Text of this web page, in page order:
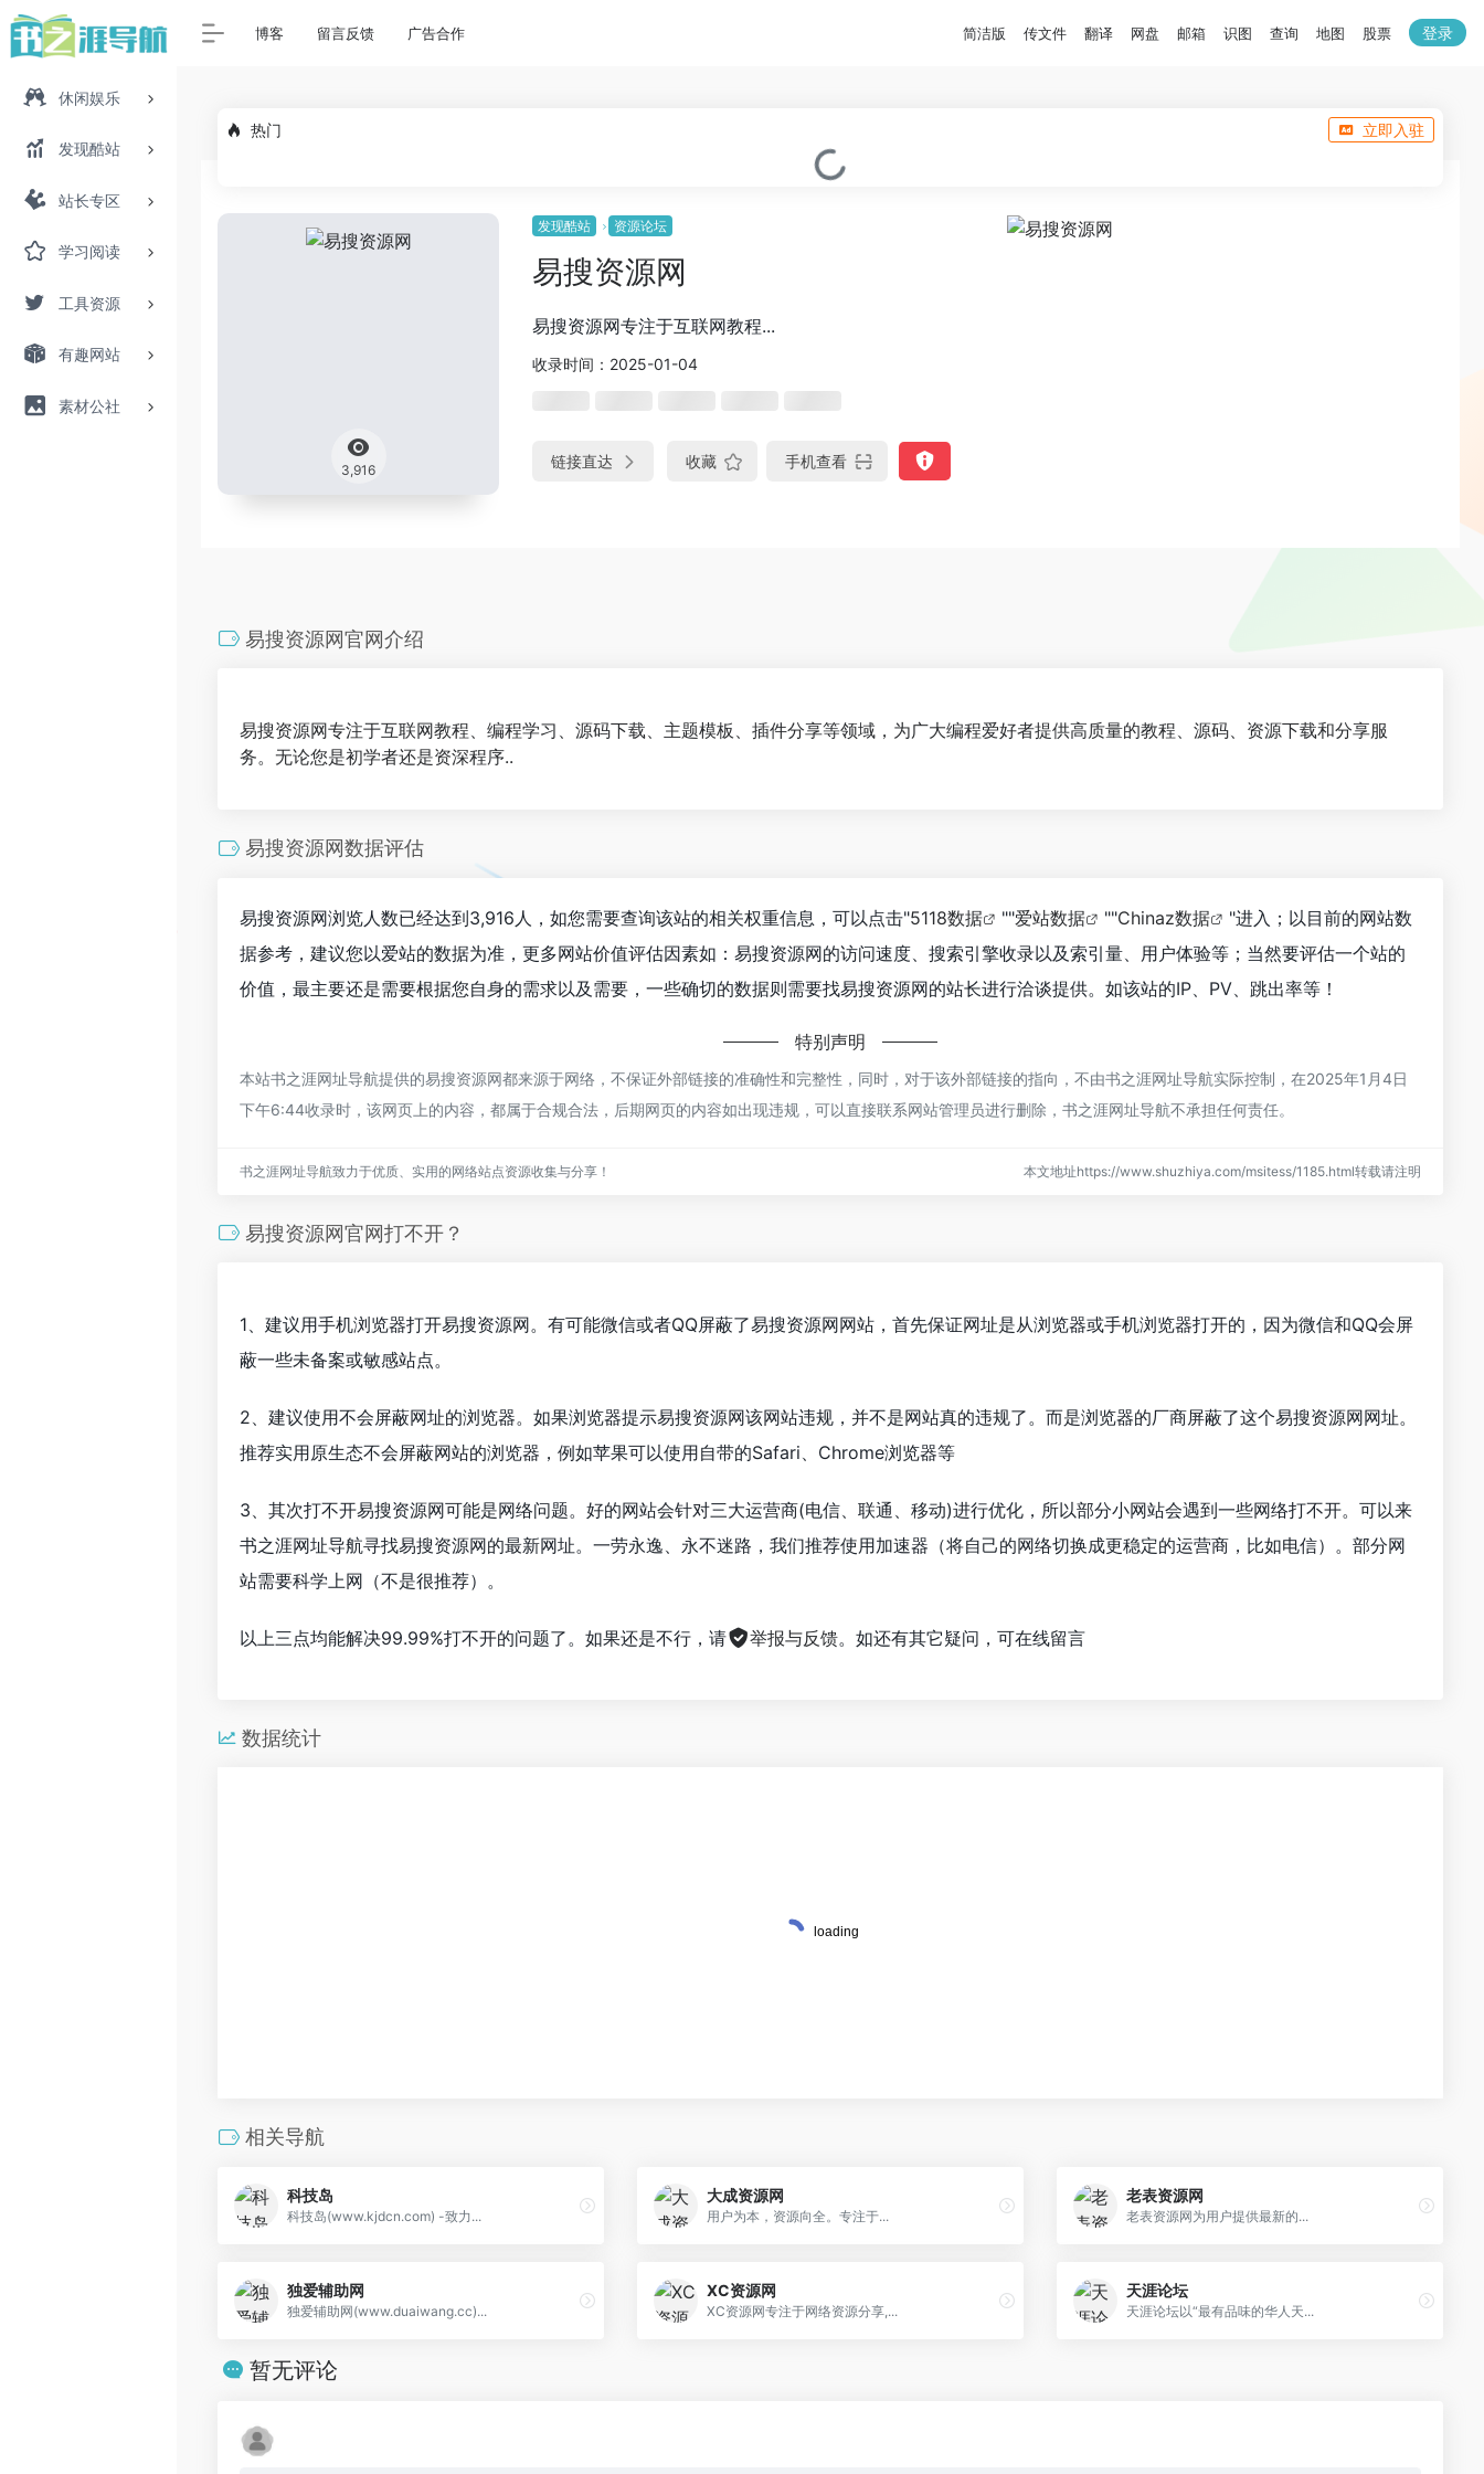
休闲娱乐
发现酷站
站长专区
学习阅读
工具资源
有趣网站
素材公社
博客 留言反馈 广告合作 简洁版 传文件 翻译 网盘 邮箱 识图 查询 地图 股票 登录
热门 立即入驻
3,916
发现酷站 资源论坛
易搜资源网
易搜资源网专注于互联网教程...
收录时间：2025-01-04
链接直达 收藏 手机查看
易搜资源网官网介绍
易搜资源网专注于互联网教程、编程学习、源码下载、主题模板、插件分享等领域，为广大编程爱好者提供高质量的教程、源码、资源下载和分享服
务。无论您是初学者还是资深程序..
易搜资源网数据评估
易搜资源网浏览人数已经达到3,916人，如您需要查询该站的相关权重信息，可以点击"5118数据 ""爱站数据 ""Chinaz数据
"进入；以目前的网站数
据参考，建议您以爱站的数据为准，更多网站价值评估因素如：易搜资源网的访问速度、搜索引擎收录以及索引量、用户体验等；当然要评估一个站的
价值，最主要还是需要根据您自身的需求以及需要，一些确切的数据则需要找易搜资源网的站长进行洽谈提供。如该站的IP、PV、跳出率等！
特别声明
本站书之涯网址导航提供的易搜资源网都来源于网络，不保证外部链接的准确性和完整性，同时，对于该外部链接的指向，不由书之涯网址导航实际控制，在2025年1月4日
下午6:44收录时，该网页上的内容，都属于合规合法，后期网页的内容如出现违规，可以直接联系网站管理员进行删除，书之涯网址导航不承担任何责任。
书之涯网址导航致力于优质、实用的网络站点资源收集与分享！ 本文地址https://www.shuzhiya.com/msitess/1185.html转载请注明
易搜资源网官网打不开？
1、建议用手机浏览器打开易搜资源网。有可能微信或者QQ屏蔽了易搜资源网网站，首先保证网址是从浏览器或手机浏览器打开的，因为微信和QQ会屏
蔽一些未备案或敏感站点。
2、建议使用不会屏蔽网址的浏览器。如果浏览器提示易搜资源网该网站违规，并不是网站真的违规了。而是浏览器的厂商屏蔽了这个易搜资源网网址。
推荐实用原生态不会屏蔽网站的浏览器，例如苹果可以使用自带的Safari、Chrome浏览器等
3、其次打不开易搜资源网可能是网络问题。好的网站会针对三大运营商(电信、联通、移动)进行优化，所以部分小网站会遇到一些网络打不开。可以来
书之涯网址导航寻找易搜资源网的最新网址。一劳永逸、永不迷路，我们推荐使用加速器（将自己的网络切换成更稳定的运营商，比如电信）。部分网
站需要科学上网（不是很推荐）。
以上三点均能解决99.99%打不开的问题了。如果还是不行，请 举报与反馈。如还有其它疑问，可在线留言
数据统计
相关导航
科技岛
科技岛(www.kjdcn.com) -致力...
大成资源网
用户为本，资源向全。专注于...
老表资源网
老表资源网为用户提供最新的...
独爱辅助网
独爱辅助网(www.duaiwang.cc)...
XC资源网
XC资源网专注于网络资源分享,...
天涯论坛
天涯论坛以“最有品味的华人天...
暂无评论